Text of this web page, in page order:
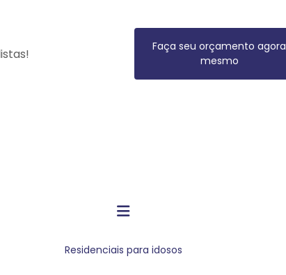
Faça seu orçamento agora
mesmo
residenciais para idosos